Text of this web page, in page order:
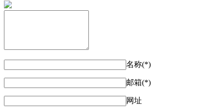
名称(*)
邮箱(*)
网址